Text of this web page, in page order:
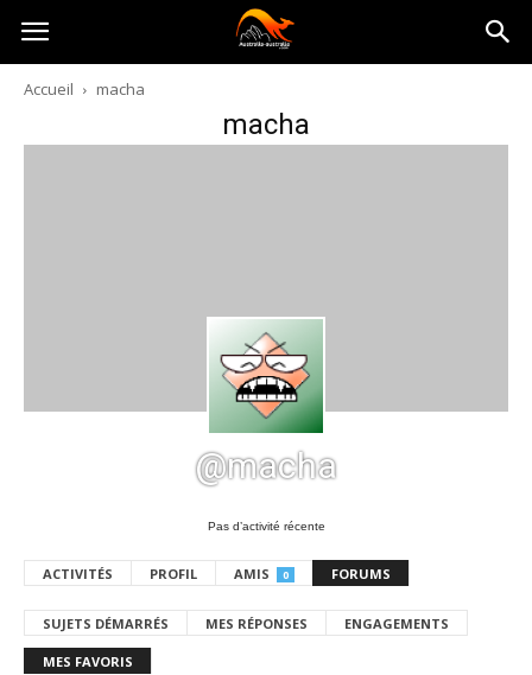
Australia-
australie.com
Accueil macha
macha
@macha
Pas d’activité récente
ACTIVITÉS PROFIL AMIS 0 FORUMS
SUJETS DÉMARRÉS MES RÉPONSES ENGAGEMENTS
MES FAVORIS